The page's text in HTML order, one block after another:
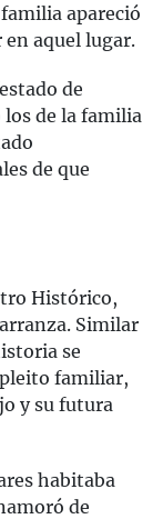
apareció
en aquel lugar.
de
de la familia
de que
Histórico,
Similar
se
familiar,
y su futura
habitaba
de